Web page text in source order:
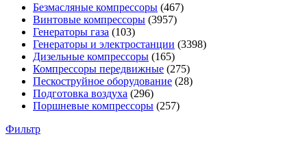
Безмасляные компрессоры (467)
Винтовые компрессоры (3957)
Генераторы газа (103)
Генераторы и электростанции (3398)
Дизельные компрессоры (165)
Компрессоры передвижные (275)
Пескоструйное оборудование (28)
Подготовка воздуха (296)
Поршневые компрессоры (257)
Фильтр